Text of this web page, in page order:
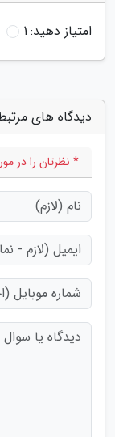
امتیاز دهید:1
دیدگاه های
* نظرتان را در